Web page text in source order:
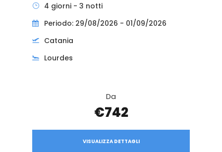
4 giorni - 3 notti
Periodo: 29/08/2026 - 01/09/2026
Catania
Lourdes
Da
€742
VISUALIZZA DETTAGLI